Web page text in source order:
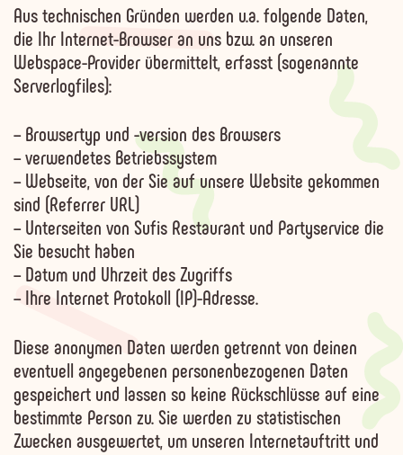
Aus technischen Gründen werden u.a. folgende Daten,
die Ihr Internet-Browser an uns bzw. an unseren
Webspace-Provider übermittelt, erfasst (sogenannte
Serverlogfiles):
–Browsertyp und -version des Browsers
– verwendetes Betriebssystem
– Webseite, von der Sie auf unsere Website gekommen
sind (Referrer URL)
– Unterseiten von Sufis Restaurant und Partyservice die
Sie besucht haben
– Datum und Uhrzeit des Zugriffs
– Ihre Internet Protokoll (IP)-Adresse.
Diese anonymen Daten werden getrennt von deinen
eventuell angegebenen personenbezogenen Daten
gespeichert und lassen so keine Rückschlüsse auf eine
bestimmte Person zu. Sie werden zu statistischen
Zwecken ausgewertet, um unseren Internetauftritt und